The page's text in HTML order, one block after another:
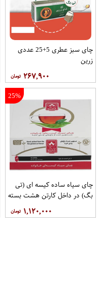
چای سبز عطری 5+25 عددی
زرین
۲۶۷,۹۰۰
25%
چای سیاه ساده کیسه ای (تی
بگ) در داخل کارتن هشت بسته
۱,۱۲۰,۰۰۰